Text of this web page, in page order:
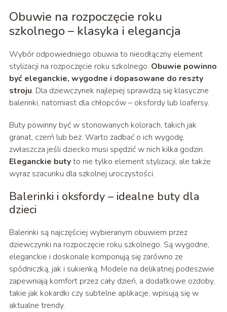
Obuwie na rozpoczęcie roku
szkolnego – klasyka i elegancja
Wybór odpowiedniego obuwia to nieodłączny element
stylizacji na rozpoczęcie roku szkolnego. Obuwie powinno
być eleganckie, wygodne i dopasowane do reszty
stroju. Dla dziewczynek najlepiej sprawdzą się klasyczne
balerinki, natomiast dla chłopców – oksfordy lub loafersy.
Buty powinny być w stonowanych kolorach, takich jak
granat, czerń lub beż. Warto zadbać o ich wygodę,
zwłaszcza jeśli dziecko musi spędzić w nich kilka godzin.
Eleganckie butyto nie tylko element stylizacji, ale także
wyraz szacunku dla szkolnej uroczystości.
Balerinki i oksfordy – idealne buty dla
dzieci
Balerinki są najczęściej wybieranym obuwiem przez
dziewczynki na rozpoczęcie roku szkolnego. Są wygodne,
eleganckie i doskonale komponują się zarówno ze
spódniczką, jak i sukienką. Modele na delikatnej podeszwie
zapewniają komfort przez cały dzień, a dodatkowe ozdoby,
takie jak kokardki czy subtelne aplikacje, wpisują się w
aktualne trendy.